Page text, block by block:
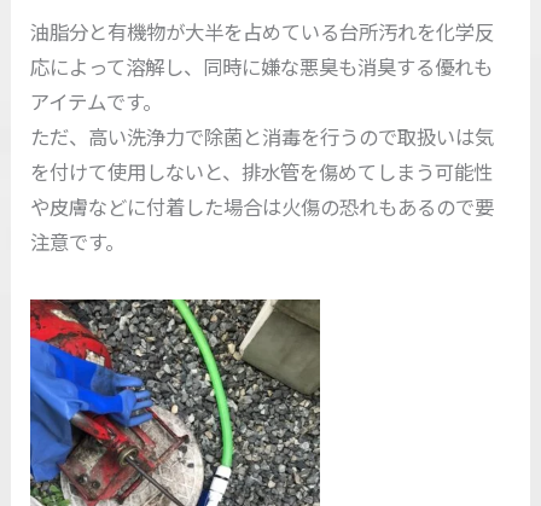
油脂分と有機物が大半を占めている台所汚れを化学反
応によって溶解し、同時に嫌な悪臭も消臭する優れも
アイテムです。
ただ、高い洗浄力で除菌と消毒を行うので取扱いは気
を付けて使用しないと、排水管を傷めてしまう可能性
や皮膚などに付着した場合は火傷の恐れもあるので要
注意です。